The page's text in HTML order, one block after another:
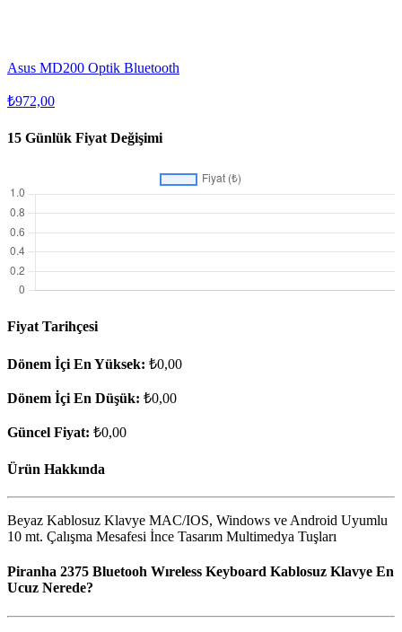
Asus MD200 Optik Bluetooth
₺972,00
15 Günlük Fiyat Değişimi
Fiyat Tarihçesi
Dönem İçi En Yüksek: ₺0,00
Dönem İçi En Düşük: ₺0,00
Güncel Fiyat: ₺0,00
Ürün Hakkında
Beyaz Kablosuz Klavye MAC/IOS, Windows ve Android Uyumlu
10 mt. Çalışma Mesafesi İnce Tasarım Multimedya Tuşları
Piranha 2375 Bluetooh Wıreless Keyboard Kablosuz Klavye En
Ucuz Nerede?